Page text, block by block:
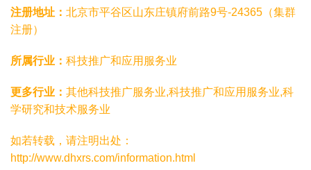
注册地址： 北京市平谷区山东庄镇府前路9号-24365（集群
注册）
所属行业： 科技推广和应用服务业
更多行业： 其他科技推广服务业,科技推广和应用服务业,科
学研究和技术服务业
如若转载，请注明出处：
http://www.dhxrs.com/information.html